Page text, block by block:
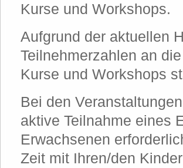
Kurse und Workshops.
Aufgrund der aktuellen
Teilnehmerzahlen an
Kurse und Workshops
Bei den Veranstaltungen
aktive Teilnahme eines
Erwachsenen
Zeit mit Ihren/den